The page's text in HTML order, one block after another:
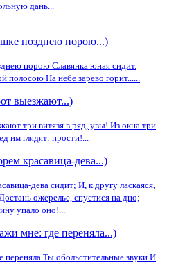
дань...
позднею порою...)
порою Славянка юная сидит.
полосою На небе зарево горит......
выезжают...)
три витязя в ряд, увы! Из окна три
им глядят: прости!...
красавица-дева...)
дева сидит; И, к другу ласкаяся,
ожерелье, спустися на дно;
упало оно!...
мне: где переняла...)
переняла Ты обольстительные звуки И